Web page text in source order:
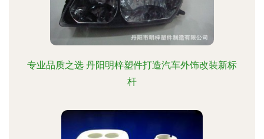
专业品质之选 丹阳明梓塑件打造汽车外饰改装新标
杆